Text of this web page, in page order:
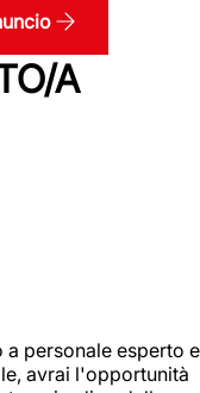
A
personale esperto e
avrai l'opportunità